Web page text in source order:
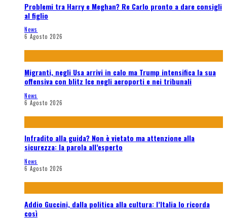
Problemi tra Harry e Meghan? Re Carlo pronto a dare consigli
al figlio
News
6 Agosto 2026
Migranti, negli Usa arrivi in calo ma Trump intensifica la sua
offensiva con blitz Ice negli aeroporti e nei tribunali
News
6 Agosto 2026
Infradito alla guida? Non è vietato ma attenzione alla
sicurezza: la parola all’esperto
News
6 Agosto 2026
Addio Guccini, dalla politica alla cultura: l’Italia lo ricorda
così